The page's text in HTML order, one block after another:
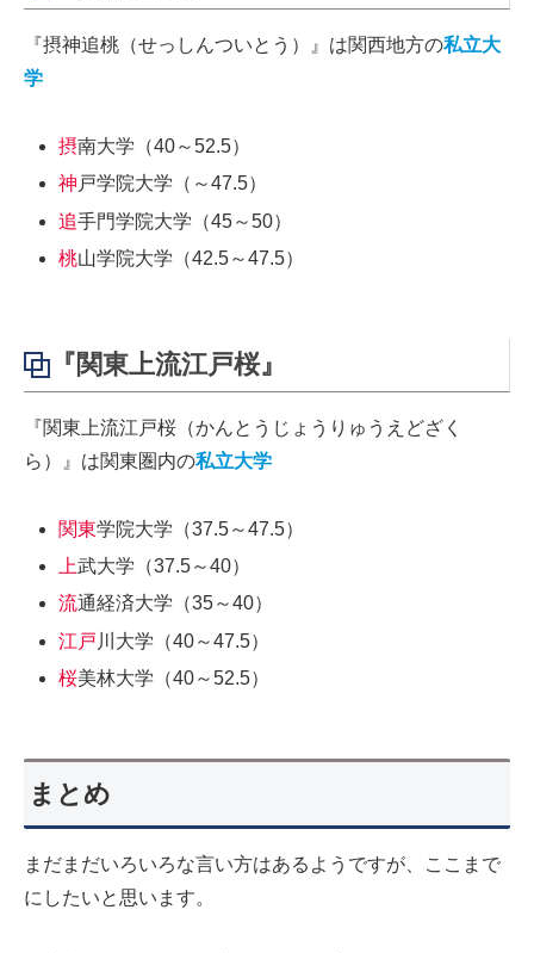
『摂神追桃（せっしんついとう）』は関西地方の私立大
学
摂南大学（40～52.5）
神 戸学院大学（～47.5）
追手門学院大学（45～50）
桃山学院大学（42.5～47.5）
『関東上流江戸桜』
『関東上流江戸桜（かんとうじょうりゅうえどざく
ら）』は関東圏内の私立大学
関東学院大学（37.5～47.5）
上武大学（37.5～40）
流通経済大学（35～40）
江戸 川大学（40～47.5）
桜美林大学（40～52.5）
まとめ
まだまだいろいろな言い方はあるようですが、ここまで
にしたいと思います。